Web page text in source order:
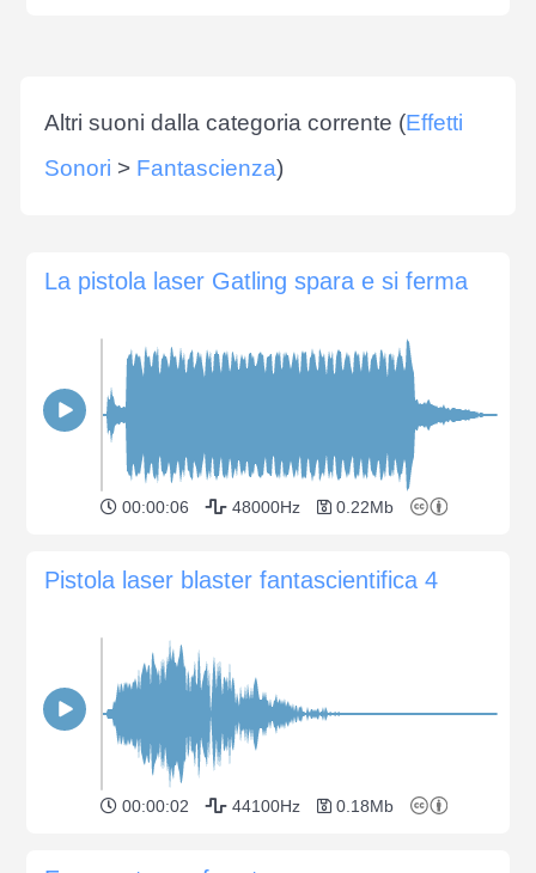
Altri suoni dalla categoria corrente (Effetti
Sonori > Fantascienza)
La pistola laser Gatling spara e si ferma
00:00:06 48000Hz 0.22Mb
Pistola laser blaster fantascientifica 4
00:00:02 44100Hz 0.18Mb